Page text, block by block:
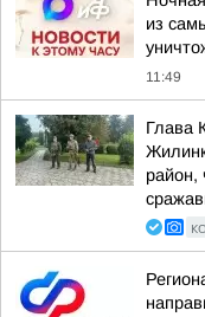
из
11:49
Глава
район,